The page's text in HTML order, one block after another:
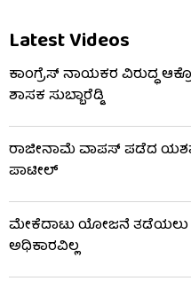
Latest Videos
ಕಾಂಗ್ರೆಸ್ ನಾಯಕರ ವಿರುದ್ಧ
ಶಾಸಕ ಸುಬ್ಬಾರೆಡ್ಡಿ
ರಾಜೀನಾಮೆ ವಾಪಸ್ ಪಡೆದ
ಪಾಟೀಲ್
ಮೇಕೆದಾಟು ಯೋಜನೆ ತಡೆಯಲು
ಅಧಿಕಾರವಿಲ್ಲ